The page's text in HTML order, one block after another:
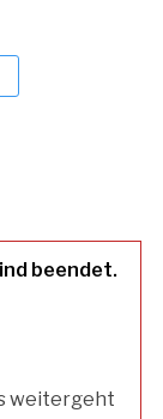
beendet.
weitergeht